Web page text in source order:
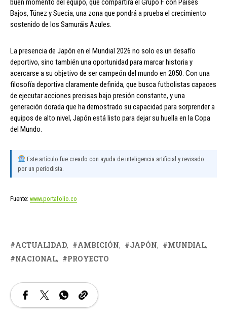
buen momento del equipo, que compartirá el Grupo F con Países
Bajos, Túnez y Suecia, una zona que pondrá a prueba el crecimiento
sostenido de los Samuráis Azules.
La presencia de Japón en el Mundial 2026 no solo es un desafío
deportivo, sino también una oportunidad para marcar historia y
acercarse a su objetivo de ser campeón del mundo en 2050. Con una
filosofía deportiva claramente definida, que busca futbolistas capaces
de ejecutar acciones precisas bajo presión constante, y una
generación dorada que ha demostrado su capacidad para sorprender a
equipos de alto nivel, Japón está listo para dejar su huella en la Copa
del Mundo.
Este artículo fue creado con ayuda de inteligencia artificial y revisado
por un periodista.
Fuente: www.portafolio.co
ACTUALIDAD AMBICIÓN JAPÓN
MUNDIAL
NACIONAL
PROYECTO